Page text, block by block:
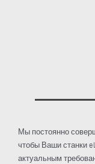
Мы постоянно
чтобы Ваши станки
актуальным